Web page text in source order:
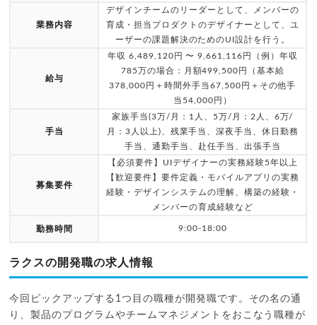
業務内容
デザインチームのリーダーとして、メンバーの
育成・担当プロダクトのデザイナーとして、ユ
ーザーの課題解決のためのUI設計を行う。
給与
年収 6,489,120円 〜 9,661,116円（例）年収
785万の場合：月額499,500円（基本給
378,000円＋時間外手当67,500円＋その他手
当54,000円）
手当
家族手当(3万/月：1人、5万/月：2人、6万/
月：3人以上)、残業手当、深夜手当、休日勤務
手当、通勤手当、赴任手当、出張手当
募集要件
【必須要件】UIデザイナーの実務経験5年以上
【歓迎要件】要件定義・モバイルアプリの実務
経験・デザインシステムの理解、構築の経験・
メンバーの育成経験など
勤務時間 9:00-18:00
ラクスの開発職の求人情報
今回ピックアップする1つ目の職種が開発職です。その名の通
り、製品のプログラムやチームマネジメントをおこなう職種が